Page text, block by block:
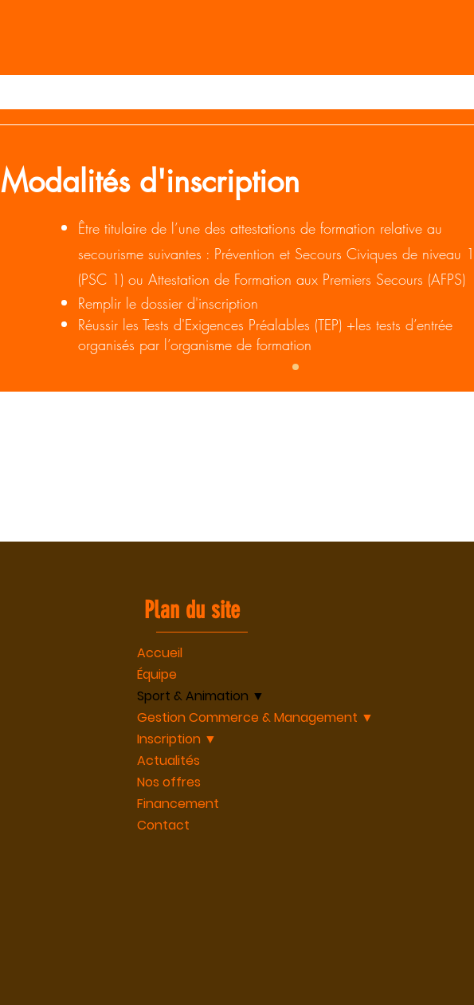
Modalités d'inscription
Être titulaire de l’une des attestations de formation relative au
secourisme suivantes : Prévention et Secours Civiques de niveau 1
(PSC 1) ou Attestation de Formation aux Premiers Secours (AFPS)
Remplir le dossier d'inscription
Réussir les Tests d'Exigences Préalables (TEP) +les tests d’entrée
organisés par l’organisme de formation
Plan du site
Accueil
Équipe
Sport & Animation ▼
Gestion Commerce & Management ▼
Inscription ▼
Actualités
Nos offres
Financement
Contact